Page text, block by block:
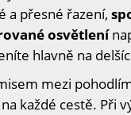
a přesné řazení,
osvětlení
hlavně na
mezi
každé cestě. Při